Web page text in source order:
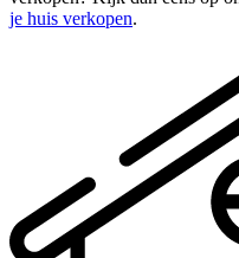
je huis verkopen.